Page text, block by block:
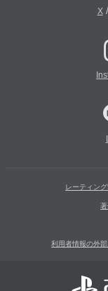
X/
レーティン
利用者情報の外